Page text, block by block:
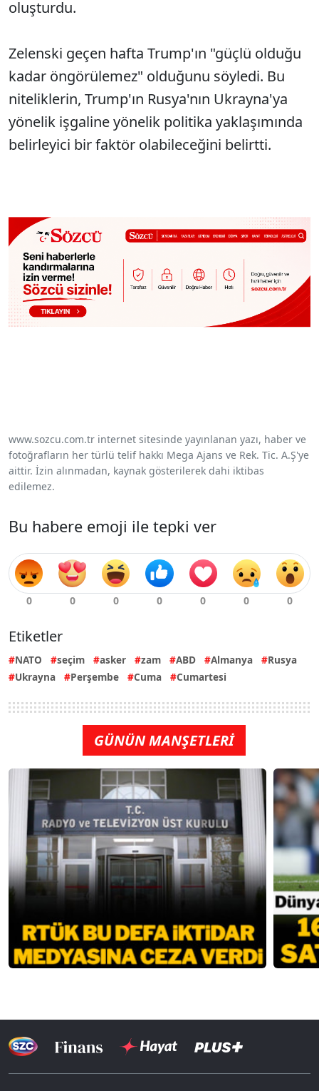
oluşturdu.
Zelenski geçen hafta Trump'ın "güçlü olduğu
kadar öngörülemez" olduğunu söyledi. Bu
niteliklerin, Trump'ın Rusya'nın Ukrayna'ya
yönelik işgaline yönelik politika yaklaşımında
belirleyici bir faktör olabileceğini belirtti.
www.sozcu.com.tr internet sitesinde yayınlanan yazı, haber ve
fotoğrafların her türlü telif hakkı Mega Ajans ve Rek. Tic. A.Ş'ye
aittir. İzin alınmadan, kaynak gösterilerek dahi iktibas
edilemez.
Bu habere emoji ile tepki ver
Etiketler
NATO seçim asker zam ABD Almanya
Rusya
Ukrayna
Perşembe Cuma Cumartesi
GÜNÜN MANŞETLERİ